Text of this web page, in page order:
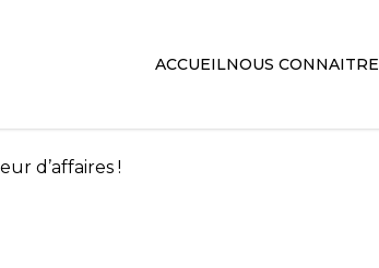
ACCUEILNOUS CONNAITRE
d’affaires !